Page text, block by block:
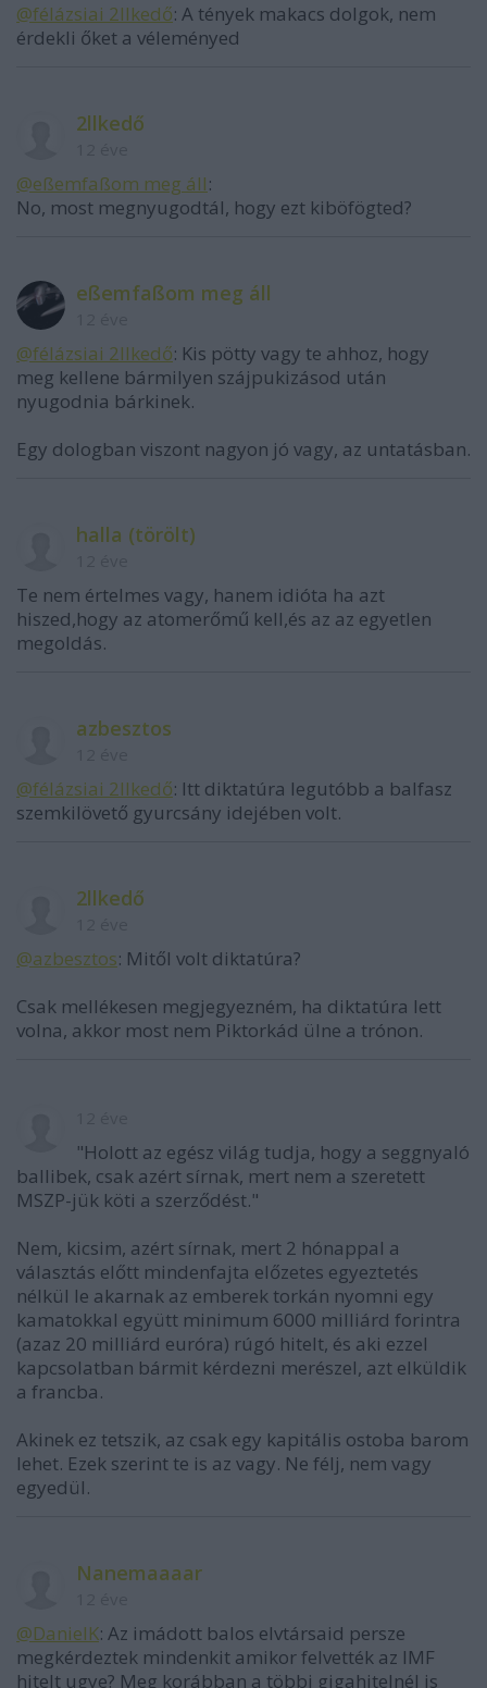
@félázsiai 2llkedő: A tények makacs dolgok, nem
érdekli őket a véleményed
2llkedő
@eßemfaßom meg áll:
No, most megnyugodtál, hogy ezt kiböfögted?
eßemfaßom meg áll
@félázsiai 2llkedő: Kis pötty vagy te ahhoz, hogy
meg kellene bármilyen szájpukizásod után
nyugodnia bárkinek.
Egy dologban viszont nagyon jó vagy, az untatásban.
halla (törölt)
Te nem értelmes vagy, hanem idióta ha azt
hiszed,hogy az atomerőmű kell,és az az egyetlen
megoldás.
azbesztos
@félázsiai 2llkedő: Itt diktatúra legutóbb a balfasz
szemkilövető gyurcsány idejében volt.
2llkedő
@azbesztos: Mitől volt diktatúra?
Csak mellékesen megjegyezném, ha diktatúra lett
volna, akkor most nem Piktorkád ülne a trónon.
"Holott az egész világ tudja, hogy a seggnyaló
ballibek, csak azért sírnak, mert nem a szeretett
MSZP-jük köti a szerződést."
Nem, kicsim, azért sírnak, mert 2 hónappal a
választás előtt mindenfajta előzetes egyeztetés
nélkül le akarnak az emberek torkán nyomni egy
kamatokkal együtt minimum 6000 milliárd forintra
(azaz 20 milliárd euróra) rúgó hitelt, és aki ezzel
kapcsolatban bármit kérdezni merészel, azt elküldik
a francba.
Akinek ez tetszik, az csak egy kapitális ostoba barom
lehet. Ezek szerint te is az vagy. Ne félj, nem vagy
egyedül.
Nanemaaaar
@DanielK: Az imádott balos elvtársaid persze
megkérdeztek mindenkit amikor felvették az IMF
hitelt ugye? Meg korábban a többi gigahitelnél is